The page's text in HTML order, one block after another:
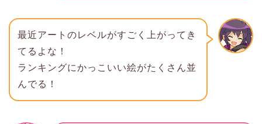
最近アートのレベルがすごく上がってき
てるよな！
ランキングにかっこいい絵がたくさん並
んでる！